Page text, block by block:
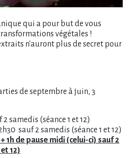
qui a pour but de vous
végétales !
n'auront plus de secret pour
de septembre à juin, 3
2 samedis (séance 1 et 12)
sauf 2 samedis (séance 1 et 12)
1h de pause midi (celui-ci) sauf 2
12)